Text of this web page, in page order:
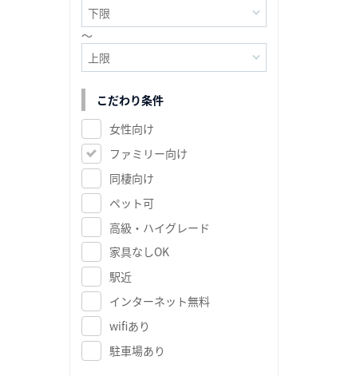
～
こだわり条件
女性向け
ファミリー向け
同棲向け
ペット可
高級・ハイグレード
家具なしOK
駅近
インターネット無料
wifiあり
駐車場あり